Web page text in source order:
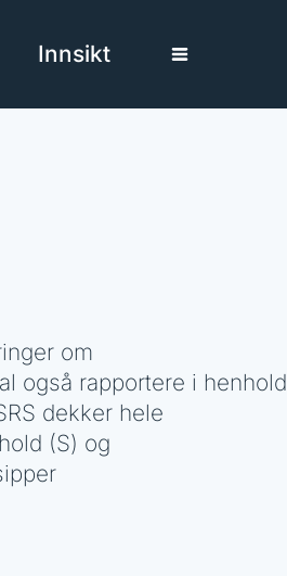
Innsikt
om
også rapportere i henhold
dekker hele
(S) og